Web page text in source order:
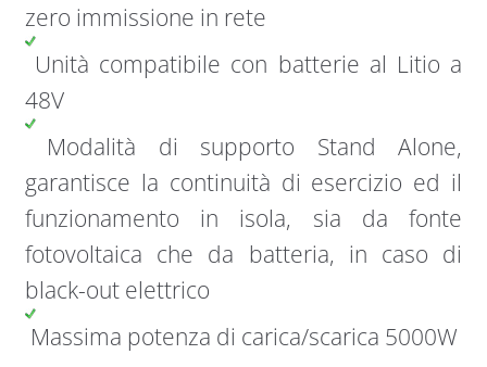
zero immissione in rete
Unità compatibile con batterie al Litio a
48V
Modalità di supporto Stand Alone,
garantisce la continuità di esercizio ed il
funzionamento in isola, sia da fonte
fotovoltaica che da batteria, in caso di
black-out elettrico
Massima potenza di carica/scarica 5000W